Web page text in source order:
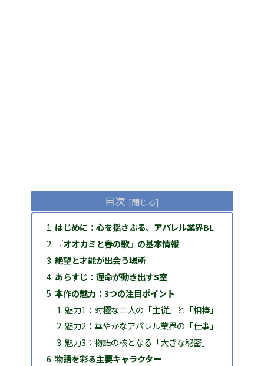
目次
はじめに：心を揺さぶる、アパレル業界BL
『オオカミと春の歌』の基本情報
絶望と才能が出会う場所
あらすじ：運命が動き出すS室
本作の魅力：3つの注目ポイント
魅力1：対極な二人の「主従」と「相棒」
魅力2：華やかなアパレル業界の「仕事」
魅力3：物語の核となる「大きな秘密」
物語を彩る主要キャラクター